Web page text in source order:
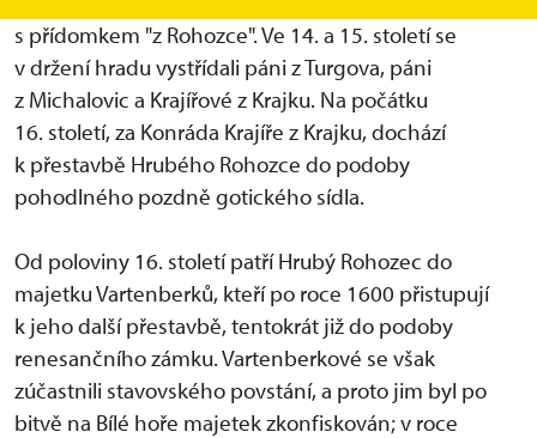
s přídomkem "z Rohozce". Ve 14. a 15. století se
v držení hradu vystřídali páni z Turgova, páni
z Michalovic a Krajířové z Krajku. Na počátku
16. století, za Konráda Krajíře z Krajku, dochází
k přestavbě Hrubého Rohozce do podoby
pohodlného pozdně gotického sídla.
Od poloviny 16. století patří Hrubý Rohozec do
majetku Vartenberků, kteří po roce 1600 přistupují
k jeho další přestavbě, tentokrát již do podoby
renesančního zámku. Vartenberkové se však
zúčastnili stavovského povstání, a proto jim byl po
bitvě na Bílé hoře majetek zkonfiskován; v roce